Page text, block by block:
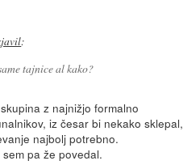
:
tajnice al kako?
z najnižjo formalno
iz česar bi nekako sklepal,
najbolj potrebno.
pa že povedal.